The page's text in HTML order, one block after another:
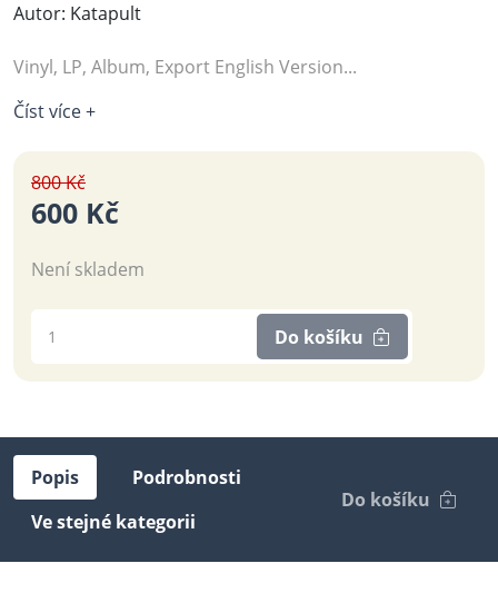
Autor: Katapult
Vinyl, LP, Album, Export English Version...
Číst více +
800 Kč
600 Kč
Není skladem
Do košíku
Popis
Podrobnosti
Ve stejné kategorii
Do košíku